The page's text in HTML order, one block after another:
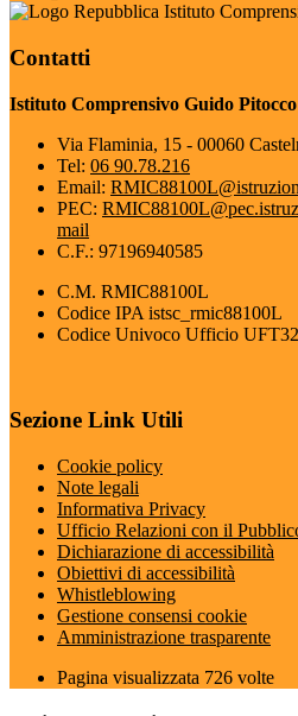
Istituto
Contatti
Istituto Comprensivo Guido Pitocco
Via Flaminia, 15 - 00060
Tel: 06 90.78.216
Email:
PEC:
mail
C.F.: 97196940585
C.M. RMIC88100L
Codice IPA istsc_rmic88100L
Codice Univoco Ufficio
Sezione Link Utili
Cookie policy
Note legali
Informativa Privacy
Ufficio Relazioni con il
Dichiarazione di accessibilità
Obiettivi di accessibilità
Whistleblowing
Gestione consensi cookie
Amministrazione trasparente
Pagina visualizzata 726 volte